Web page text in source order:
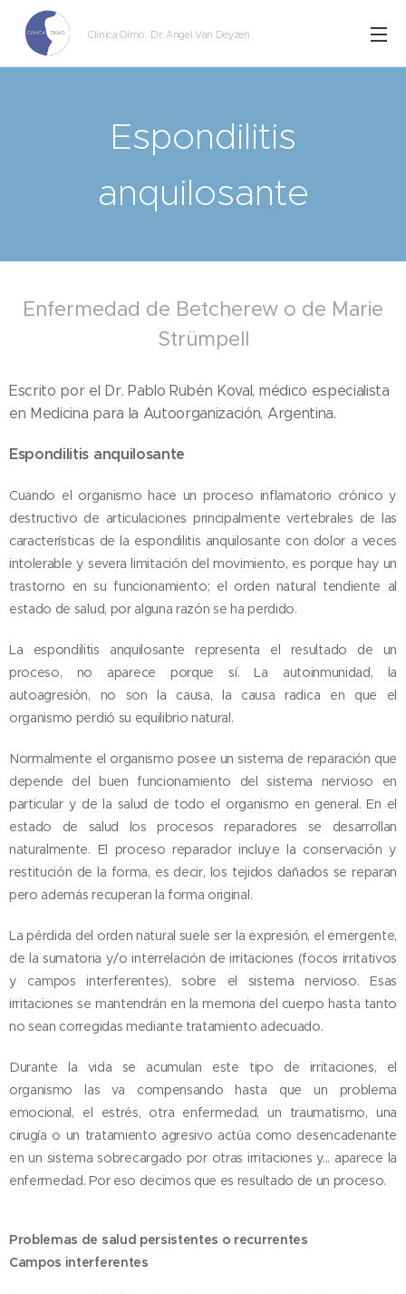
Clínica Olmo. Dr. Angel Van Deyzen
Espondilitis
anquilosante
Enfermedad de Betcherew o de Marie
Strümpell
Escrito por el Dr. Pablo Rubén Koval, médico especialista
en Medicina para la Autoorganización, Argentina.
Espondilitis anquilosante
Cuando el organismo hace un proceso inflamatorio crónico y
destructivo de articulaciones principalmente vertebrales de las
características de la espondilitis anquilosante con dolor a veces
intolerable y severa limitación del movimiento, es porque hay un
trastorno en su funcionamiento; el orden natural tendiente al
estado de salud, por alguna razón se ha perdido.
La espondilitis anquilosante representa el resultado de un
proceso, no aparece porque sí. La autoinmunidad, la
autoagresión, no son la causa, la causa radica en que el
organismo perdió su equilibrio natural.
Normalmente el organismo posee un sistema de reparación que
depende del buen funcionamiento del sistema nervioso en
particular y de la salud de todo el organismo en general. En el
estado de salud los procesos reparadores se desarrollan
naturalmente. El proceso reparador incluye la conservación y
restitución de la forma, es decir, los tejidos dañados se reparan
pero además recuperan la forma original.
La pérdida del orden natural suele ser la expresión, el emergente,
de la sumatoria y/o interrelación de irritaciones (focos irritativos
y campos interferentes), sobre el sistema nervioso. Esas
irritaciones se mantendrán en la memoria del cuerpo hasta tanto
no sean corregidas mediante tratamiento adecuado.
Durante la vida se acumulan este tipo de irritaciones, el
organismo las va compensando hasta que un problema
emocional, el estrés, otra enfermedad, un traumatismo, una
cirugía o un tratamiento agresivo actúa como desencadenante
en un sistema sobrecargado por otras irritaciones y... aparece la
enfermedad. Por eso decimos que es resultado de un proceso.
Problemas de salud persistentes o recurrentes
Campos interferentes